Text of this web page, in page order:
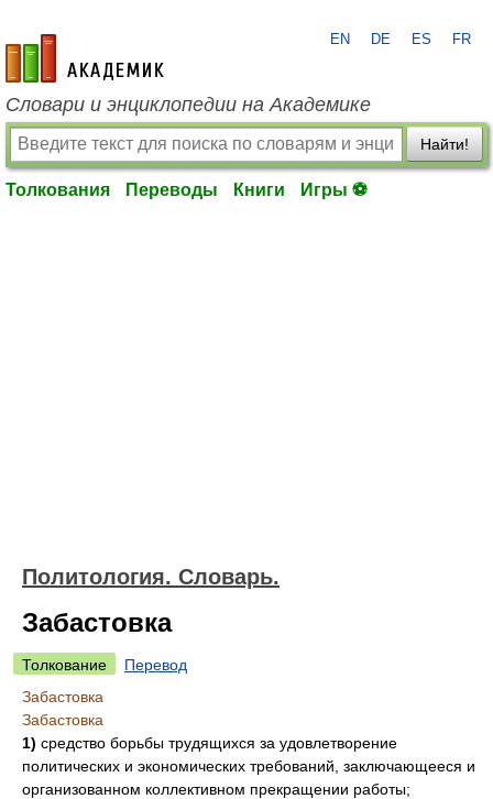
academic.ru
EN DE ES FR
Словари и энциклопедии на Академике
Найти!
Толкования Переводы Книги Игры ⚽
Политология. Словарь.
Забастовка
Толкование
Перевод
Забастовка
Забастовка
1) средство борьбы трудящихся за удовлетворение
политических и экономических требований, заключающееся и
организованном коллективном прекращении работы;